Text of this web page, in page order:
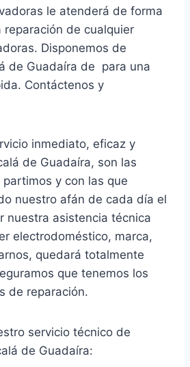
le atenderá de forma
reparación de cualquier
Disponemos de
de Guadaíra de para una
Contáctenos y
inmediato, eficaz y
de Guadaíra, son las
y con las que
nuestro afán de cada día el
nuestra asistencia técnica
electrodoméstico, marca,
quedará totalmente
que tenemos los
de reparación.
servicio técnico de
de Guadaíra: